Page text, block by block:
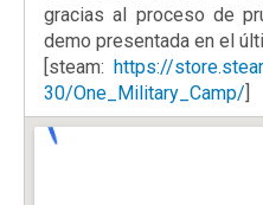
gracias al proceso de
demo presentada en el
[steam: https://
30/One_Military_Camp/]